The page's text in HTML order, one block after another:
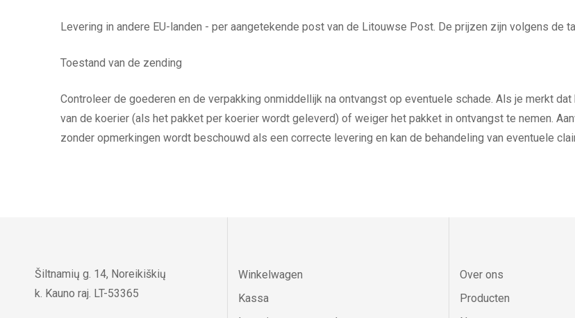
Levering in andere EU-landen - per aangetekende post van de Litouwse Post. De prijzen zijn volgens de
Toestand van de zending
Controleer de goederen en de verpakking onmiddellijk na ontvangst op eventuele schade. Als je merkt
van de koerier (als het pakket per koerier wordt geleverd) of weiger het pakket in ontvangst te nemen.
zonder opmerkingen wordt beschouwd als een correcte levering en kan de behandeling van eventuele
Šiltnamių g. 14, Noreikiškių
k. Kauno raj. LT-53365
Winkelwagen
Kassa
Over ons
Producten